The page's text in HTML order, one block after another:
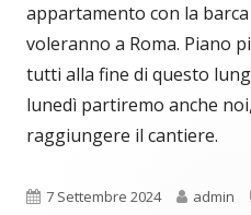
appartamento con la
voleranno a Roma. Piano
tutti alla fine di questo
lunedì partiremo anche
raggiungere il cantiere.
Pubblicato
7 Settembre 2024 Autore
admin